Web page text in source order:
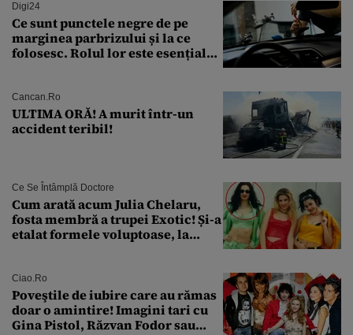
Digi24
Ce sunt punctele negre de pe
marginea parbrizului și la ce
folosesc. Rolul lor este esențial
Cancan.ro
ULTIMA ORĂ! A murit într-un
accident teribil!
Ce Se Întâmplă Doctore
Cum arată acum Julia Chelaru,
fosta membră a trupei Exotic! Și-a
etalat formele voluptoase, la
Ciao.ro
Poveştile de iubire care au rămas
doar o amintire! Imagini tari cu
Gina Pistol, Răzvan Fodor sau